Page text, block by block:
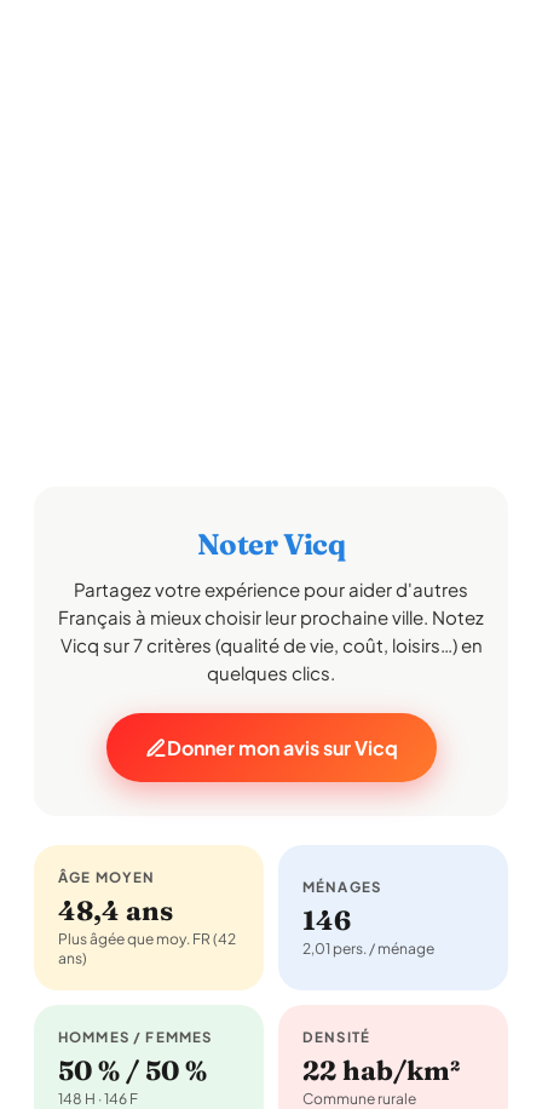
Noter Vicq
Partagez votre expérience pour aider d'autres
Français à mieux choisir leur prochaine ville. Notez
Vicq sur 7 critères (qualité de vie, coût, loisirs…) en
quelques clics.
Donner mon avis sur Vicq
ÂGE MOYEN
48,4 ans
Plus âgée que moy. FR (42
ans)
MÉNAGES
146
2,01 pers. / ménage
HOMMES / FEMMES
50 % / 50 %
148 H · 146 F
DENSITÉ
22 hab/km²
Commune rurale